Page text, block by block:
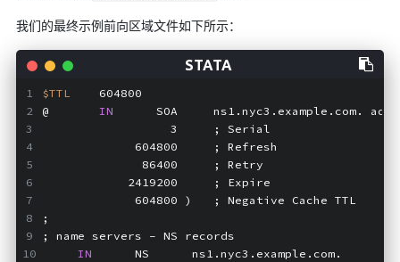
我们的最终示例前向区域文件如下所示：
$TTL
    604800
@ IN
SOA     ns1.nyc3.example.com.
                  3     ; Serial
             604800     ; Refresh
              86400     ; Retry
            2419200     ; Expire
             604800 )   ; Negative Cache TTL
;
; name servers - NS records
IN
      NS      ns1.nyc3.example.com.